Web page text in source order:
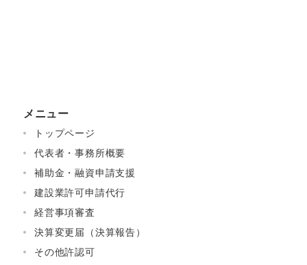
メニュー
トップページ
代表者・事務所概要
補助金・融資申請支援
建設業許可申請代行
経営事項審査
決算変更届（決算報告）
その他許認可